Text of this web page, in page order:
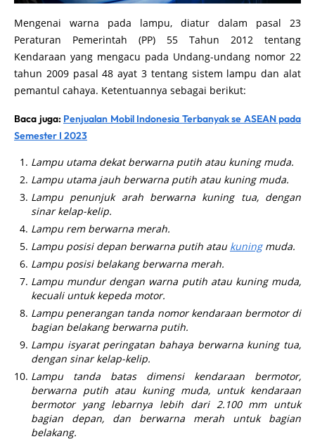
Mengenai warna pada lampu, diatur dalam pasal 23
Peraturan Pemerintah (PP) 55 Tahun 2012 tentang
Kendaraan yang mengacu pada Undang-undang nomor 22
tahun 2009 pasal 48 ayat 3 tentang sistem lampu dan alat
pemantul cahaya. Ketentuannya sebagai berikut:
Baca juga: Penjualan Mobil Indonesia Terbanyak se ASEAN pada
Semester I 2023
Lampu utama dekat berwarna putih atau kuning muda.
Lampu utama jauh berwarna putih atau kuning muda.
Lampu penunjuk arah berwarna kuning tua, dengan
sinar kelap-kelip.
Lampu rem berwarna merah.
Lampu posisi depan berwarna putih atau kuningmuda.
Lampu posisi belakang berwarna merah.
Lampu mundur dengan warna putih atau kuning muda,
kecuali untuk kepeda motor.
Lampu penerangan tanda nomor kendaraan bermotor di
bagian belakang berwarna putih.
Lampu isyarat peringatan bahaya berwarna kuning tua,
dengan sinar kelap-kelip.
Lampu tanda batas dimensi kendaraan bermotor,
berwarna putih atau kuning muda, untuk kendaraan
bermotor yang lebarnya lebih dari 2.100 mm untuk
bagian depan, dan berwarna merah untuk bagian
belakang.